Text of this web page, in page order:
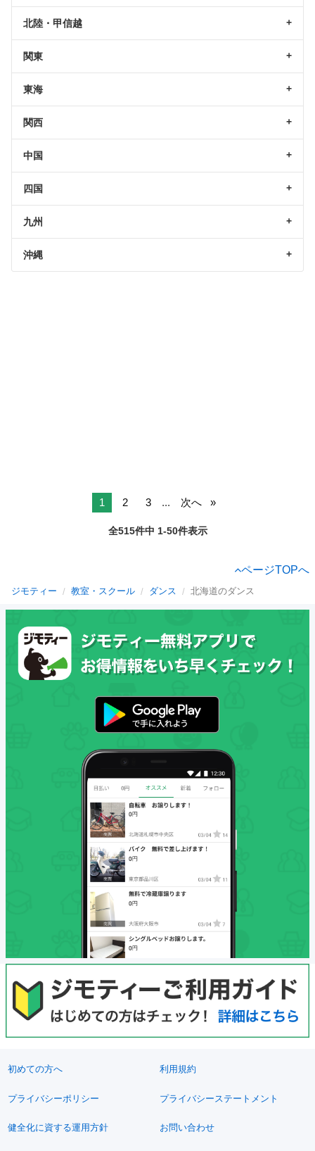
北陸・甲信越
関東
東海
関西
中国
四国
九州
沖縄
1 2 3 ... 次へ
全515件中 1-50件表示
ページTOPへ
ジモティー 教室・スクール ダンス 北海道のダンス
初めての方へ 利用規約
プライバシーポリシー プライバシーステートメント
健全化に資する運用方針 お問い合わせ